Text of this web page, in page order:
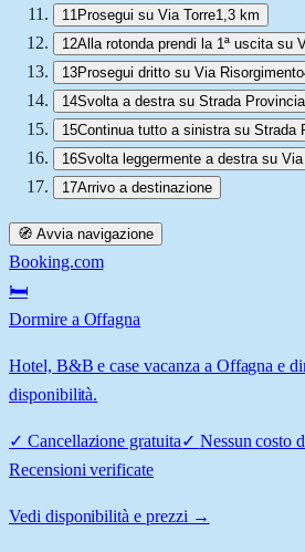
11 Prosegui su Via Torre1,3 km
12Alla rotonda prendi la 1ª uscita su
13Prosegui dritto su Via Risorgimento
14Svolta a destra su Strada
15Continua tutto a sinistra su Strada
16Svolta leggermente a destra su
17Arrivo a destinazione
🧭 Avvia navigazione
Booking.com
🛏️
Dormire a Offagna
Hotel, B&B e case vacanza a Offagna e
disponibilità.
✓ Cancellazione gratuita✓ Nessun costo
Recensioni verificate
Vedi disponibilità e prezzi →